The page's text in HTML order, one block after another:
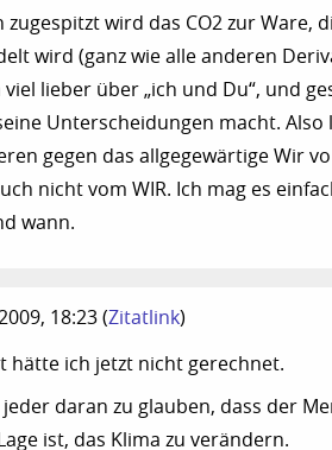
zugespitzt wird das CO2 zur Ware,
wird (ganz wie alle anderen
lieber über „ich und Du“, und
Unterscheidungen macht. Also
gegen das allgegewärtige Wir
nicht vom WIR. Ich mag es
wann.
18:23 (Zitatlink)
hätte ich jetzt nicht gerechnet.
daran zu glauben, dass der
ist, das Klima zu verändern.